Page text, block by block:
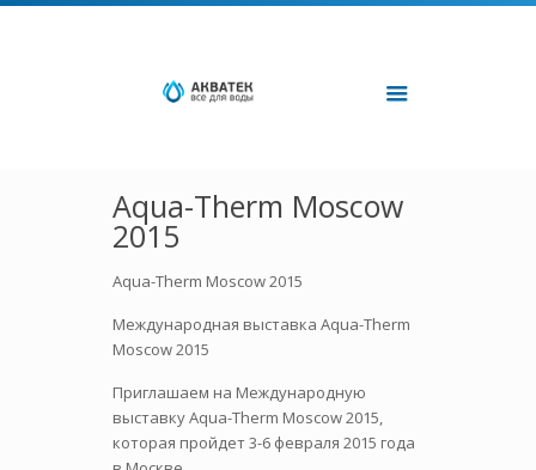
Aqua-Therm Moscow
2015
Aqua-Therm Moscow 2015
Международная выставка Aqua-Therm
Moscow 2015
Приглашаем на Международную
выставку Aqua-Therm Moscow 2015,
которая пройдет 3-6 февраля 2015 года